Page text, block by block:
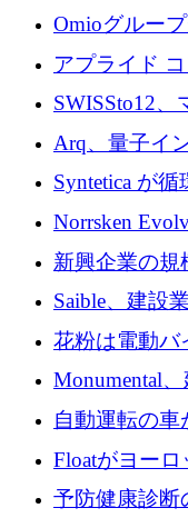
万ドルを確保
Omioグルー
を目指して
アプライド
向け基盤 AI
SWISSto12
ためにシリ
Arq、量子イ
して140万ド
Syntetica が
にシリーズ A
Norrsken
後、アムステ
新興企業の規
した創業者を
Saible、建設
対処するため
花粉は電動バ
ー交換ネット
Monumental
リーズ B で
自動運転の車
が世界をリー
Floatがヨー
シリーズAで
予防健康診断